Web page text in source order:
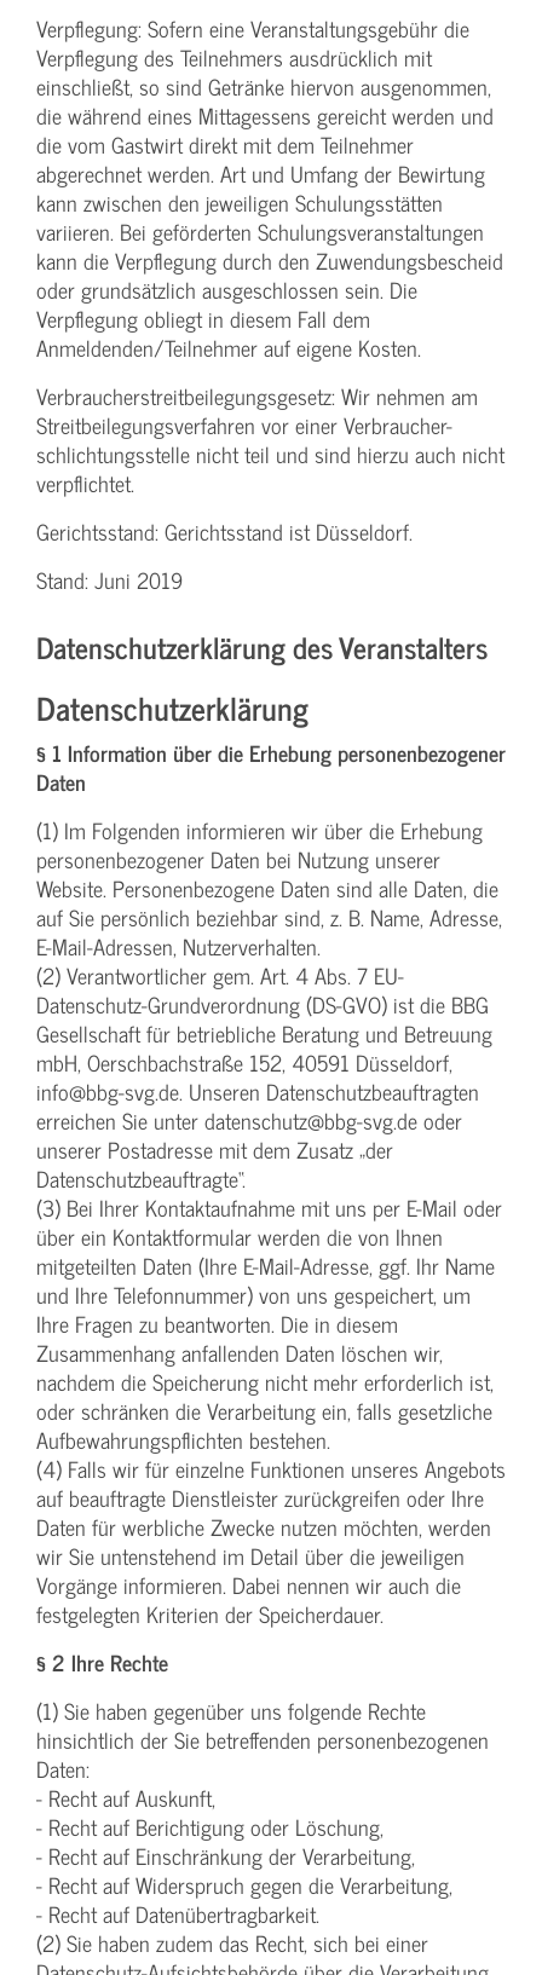
Verpflegung: Sofern eine Veranstaltungs­gebühr die
Verpflegung des Teilnehmers ausdrücklich mit
einschließt, so sind Getränke hiervon ausgenommen,
die während eines Mittagessens gereicht werden und
die vom Gastwirt direkt mit dem Teilnehmer
abgerechnet werden. Art und Umfang der Bewirtung
kann zwischen den jeweiligen Schulungsstätten
variieren. Bei geförderten Schulungs­veranstaltungen
kann die Verpflegung durch den Zuwendungs­bescheid
oder grundsätzlich ausgeschlossen sein. Die
Verpflegung obliegt in diesem Fall dem
Anmeldenden/­Teilnehmer auf eigene Kosten.
Verbraucher­streitbeilegungs­gesetz: Wir nehmen am
Streit­beilegungs­verfahren vor einer Verbraucher­
schlichtungs­stelle nicht teil und sind hierzu auch nicht
verpflichtet.
Gerichtsstand: Gerichtsstand ist Düsseldorf.
Stand: Juni 2019
Datenschutzerklärung des Veranstalters
Datenschutzerklärung
§ 1 Information über die Erhebung personenbezogener
Daten
(1) Im Folgenden informieren wir über die Erhebung
personenbezogener Daten bei Nutzung unserer
Website. Personenbezogene Daten sind alle Daten, die
auf Sie persönlich beziehbar sind, z. B. Name, Adresse,
E-Mail-Adressen, Nutzerverhalten.
(2) Verantwortlicher gem. Art. 4 Abs. 7 EU-
Datenschutz-Grundverordnung (DS-GVO) ist die BBG
Gesellschaft für betriebliche Beratung und Betreuung
mbH, Oerschbachstraße 152, 40591 Düsseldorf,
info@bbg-svg.de. Unseren Datenschutzbeauftragten
erreichen Sie unter datenschutz@bbg-svg.de oder
unserer Postadresse mit dem Zusatz „der
Datenschutzbeauftragte“.
(3) Bei Ihrer Kontaktaufnahme mit uns per E-Mail oder
über ein Kontaktformular werden die von Ihnen
mitgeteilten Daten (Ihre E-Mail-Adresse, ggf. Ihr Name
und Ihre Telefonnummer) von uns gespeichert, um
Ihre Fragen zu beantworten. Die in diesem
Zusammenhang anfallenden Daten löschen wir,
nachdem die Speicherung nicht mehr erforderlich ist,
oder schränken die Verarbeitung ein, falls gesetzliche
Aufbewahrungspflichten bestehen.
(4) Falls wir für einzelne Funktionen unseres Angebots
auf beauftragte Dienstleister zurückgreifen oder Ihre
Daten für werbliche Zwecke nutzen möchten, werden
wir Sie untenstehend im Detail über die jeweiligen
Vorgänge informieren. Dabei nennen wir auch die
festgelegten Kriterien der Speicherdauer.
§ 2 Ihre Rechte
(1) Sie haben gegenüber uns folgende Rechte
hinsichtlich der Sie betreffenden personenbezogenen
Daten:
- Recht auf Auskunft,
- Recht auf Berichtigung oder Löschung,
- Recht auf Einschränkung der Verarbeitung,
- Recht auf Widerspruch gegen die Verarbeitung,
- Recht auf Datenübertragbarkeit.
(2) Sie haben zudem das Recht, sich bei einer